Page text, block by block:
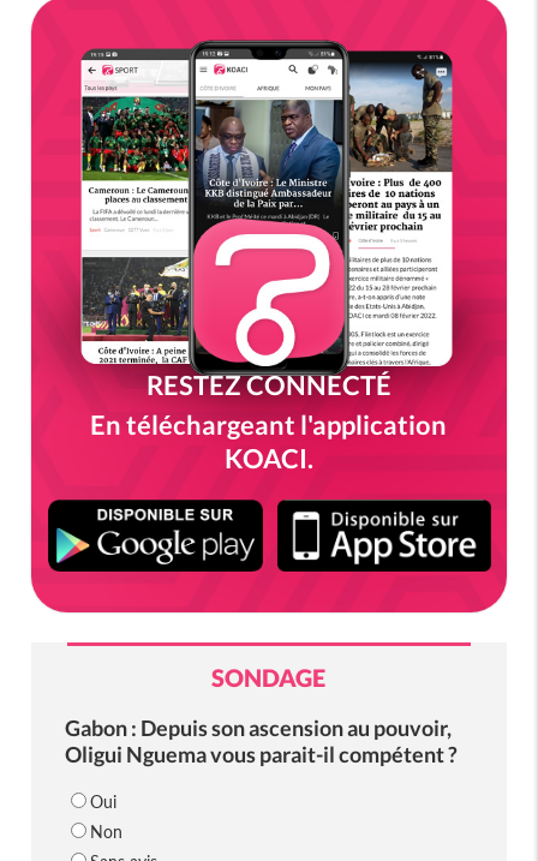
RESTEZ CONNECTÉ
En téléchargeant l'application
KOACI.
SONDAGE
Gabon : Depuis son ascension au pouvoir,
Oligui Nguema vous parait-il compétent ?
Oui
Non